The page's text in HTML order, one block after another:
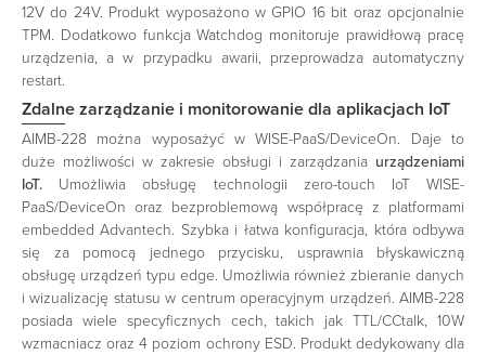
12V do 24V. Produkt wyposażono w GPIO 16 bit oraz opcjonalnie
TPM. Dodatkowo funkcja Watchdog monitoruje prawidłową pracę
urządzenia, a w przypadku awarii, przeprowadza automatyczny
restart.
Zdalne zarządzanie i monitorowanie dla aplikacjach IoT
AIMB-228 można wyposażyć w WISE-PaaS/DeviceOn. Daje to
duże możliwości w zakresie obsługi i zarządzania urządzeniami
IoT. Umożliwia obsługę technologii zero-touch IoT WISE-
PaaS/DeviceOn oraz bezproblemową współpracę z platformami
embedded Advantech. Szybka i łatwa konfiguracja, która odbywa
się za pomocą jednego przycisku, usprawnia błyskawiczną
obsługę urządzeń typu edge. Umożliwia również zbieranie danych
i wizualizację statusu w centrum operacyjnym urządzeń. AIMB-228
posiada wiele specyficznych cech, takich jak TTL/CCtalk, 10W
wzmacniacz oraz 4 poziom ochrony ESD. Produkt dedykowany dla